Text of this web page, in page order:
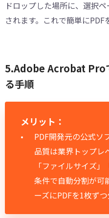
ドロップした場所に、選択
されます。これで簡単にPDF
5.Adobe Acrobat Pro
る手順
メリット：
PDF開発元の公式ソ
品質は業界トップレ
「ファイルサイズ
条件で自動分割が可
ーズにPDFを1枚ずつ